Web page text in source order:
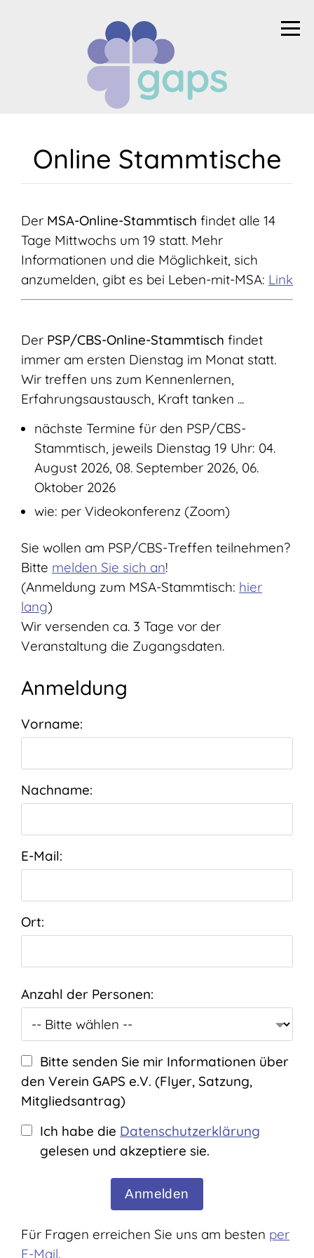
Online Stammtische
Der MSA-Online-Stammtisch findet alle 14
Tage Mittwochs um 19 statt. Mehr
Informationen und die Möglichkeit, sich
anzumelden, gibt es bei Leben-mit-MSA: Link
Der PSP/CBS-Online-Stammtisch findet
immer am ersten Dienstag im Monat statt.
Wir treffen uns zum Kennenlernen,
Erfahrungsaustausch, Kraft tanken ...
nächste Termine für den PSP/CBS-
Stammtisch, jeweils Dienstag 19 Uhr: 04.
August 2026, 08. September 2026, 06.
Oktober 2026
wie: per Videokonferenz (Zoom)
Sie wollen am PSP/CBS-Treffen teilnehmen?
Bitte melden Sie sich an!
(Anmeldung zum MSA-Stammtisch: hier
lang)
Wir versenden ca. 3 Tage vor der
Veranstaltung die Zugangsdaten.
Anmeldung
Vorname:
Nachname:
E-Mail:
Ort:
Anzahl der Personen:
Bitte senden Sie mir Informationen über
den Verein GAPS e.V. (Flyer, Satzung,
Mitgliedsantrag)
D
a
s
c
Ich habe die Datenschutzerklärung
gelesen und akzeptiere sie.
Wie spät ist es?
Für Fragen erreichen Sie uns am besten per
E-Mail.